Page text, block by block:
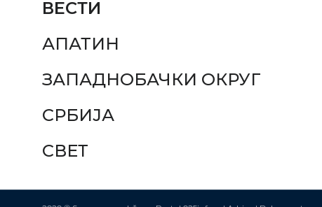
ВЕСТИ
АПАТИН
ЗАПАДНОБАЧКИ ОКРУГ
СРБИЈА
СВЕТ